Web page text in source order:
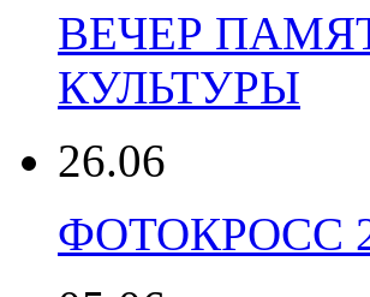
ВЕЧЕР
КУЛЬТУРЫ
26.06
ФОТОКРОСС